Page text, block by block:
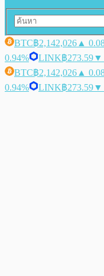
BTC฿2,142,026 ▲
0.94%
LINK฿273.59▼
BTC฿2,142,026 ▲
0.94%
LINK฿273.59▼